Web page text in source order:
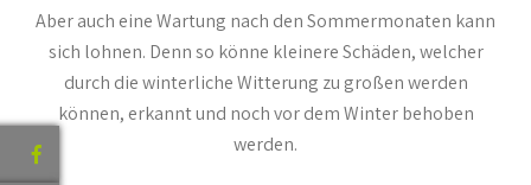
Aber auch eine Wartung nach den Sommermonaten kann
sich lohnen. Denn so könne kleinere Schäden, welcher
durch die winterliche Witterung zu großen werden
können, erkannt und noch vor dem Winter behoben
werden.